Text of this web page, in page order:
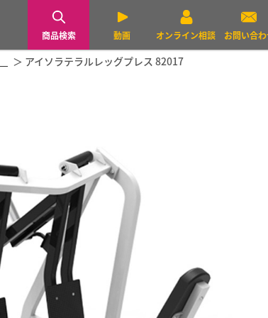
商品検索 動画 オンライン相談 お問い合
アイソラテラルレッグプレス 82017